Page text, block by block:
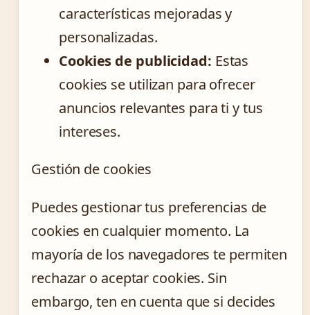
características mejoradas y
personalizadas.
Cookies de publicidad: Estas
cookies se utilizan para ofrecer
anuncios relevantes para ti y tus
intereses.
Gestión de cookies
Puedes gestionar tus preferencias de
cookies en cualquier momento. La
mayoría de los navegadores te permiten
rechazar o aceptar cookies. Sin
embargo, ten en cuenta que si decides